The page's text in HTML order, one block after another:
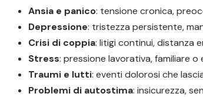
Ansia e panico: tensione cronica,
Depressione: tristezza persistente,
Crisi di coppia: litigi continui, distanza
Stress: pressione lavorativa, familiare
Traumi e lutti: eventi dolorosi che
Problemi di autostima: insicurezza,